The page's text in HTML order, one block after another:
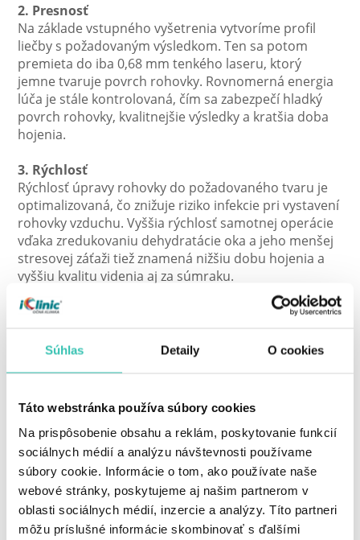
Súhlas Detaily O cookies
Táto webstránka používa súbory cookies
Na prispôsobenie obsahu a reklám, poskytovanie funkcií
sociálnych médií a analýzu návštevnosti používame
súbory cookie. Informácie o tom, ako používate naše
webové stránky, poskytujeme aj našim partnerom v
oblasti sociálnych médií, inzercie a analýzy. Títo partneri
môžu príslušné informácie skombinovať s ďalšími
2. Presnosť
Na základe vstupného vyšetrenia vytvoríme profil
liečby s požadovaným výsledkom. Ten sa potom
premieta do iba 0,68 mm tenkého laseru, ktorý
jemne tvaruje povrch rohovky. Rovnomerná energia
lúča je stále kontrolovaná, čím sa zabezpečí hladký
povrch rohovky, kvalitnejšie výsledky a kratšia doba
hojenia.
3. Rýchlosť
Rýchlosť úpravy rohovky do požadovaného tvaru je
optimalizovaná, čo znižuje riziko infekcie pri vystavení
rohovky vzduchu. Vyššia rýchlosť samotnej operácie
vďaka zredukovaniu dehydratácie oka a jeho menšej
stresovej záťaži tiež znamená nižšiu dobu hojenia a
vyššiu kvalitu videnia aj za súmraku.
OPERÁCIE OČÍ
Laserová operácia očí
Clear - femtosekundový laser Femto LDV Z8